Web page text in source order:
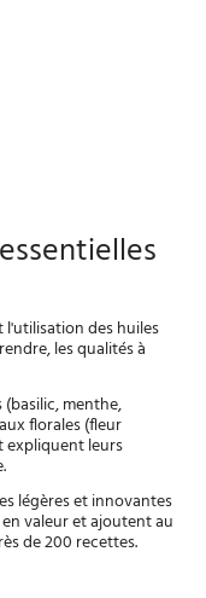
des huiles
les qualités à
menthe,
florales (fleur
expliquent leurs
légères et innovantes
valeur et ajoutent au
de 200 recettes.